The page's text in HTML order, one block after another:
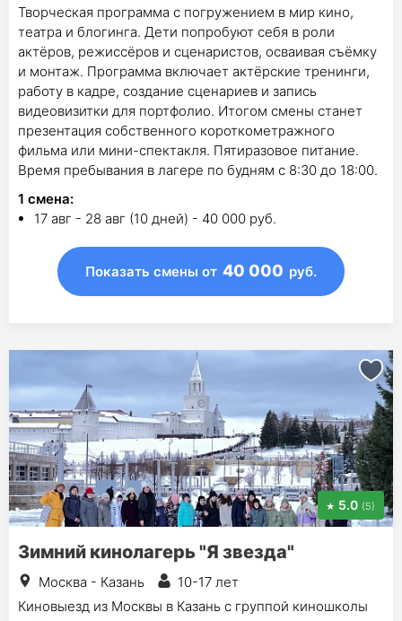
Творческая программа с погружением в мир кино,
театра и блогинга. Дети попробуют себя в роли
актёров, режиссёров и сценаристов, осваивая съёмку
и монтаж. Программа включает актёрские тренинги,
работу в кадре, создание сценариев и запись
видеовизитки для портфолио. Итогом смены станет
презентация собственного короткометражного
фильма или мини-спектакля. Пятиразовое питание.
Время пребывания в лагере по будням с 8:30 до 18:00.
1 смена:
17 авг - 28 авг (10 дней) - 40 000 руб.
Показать смены от 40 000 руб.
5.0 (5)
Зимний кинолагерь "Я звезда"
Москва - Казань
10-17 лет
Киновыезд из Москвы в Казань с группой киношколы